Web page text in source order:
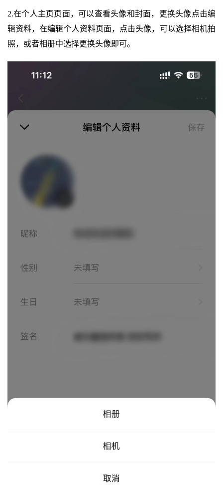
2.在个人主页页面，可以查看头像和封面，更换头像点击编
辑资料，在编辑个人资料页面，点击头像，可以选择相机拍
照，或者相册中选择更换头像即可。